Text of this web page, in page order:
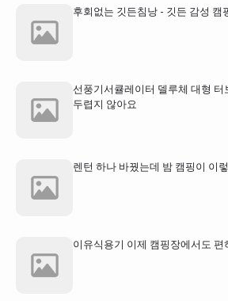
후회없는 깃든침낭 - 깃든 감성 캠
선풍기서큘레이터 델루체 대형 터
두렵지 않아요
렌턴 하나 바꿨는데 밤 캠핑이 이
이유식용기 이제 캠핑장에서도